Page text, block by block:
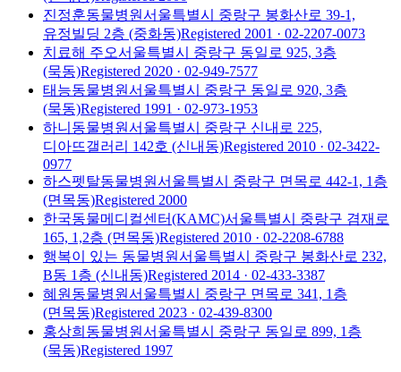
진정훈동물병원서울특별시 중랑구 봉화산로 39-1,
유정빌딩 2층 (중화동)Registered 2001 · 02-2207-0073
치료해 주오서울특별시 중랑구 동일로 925, 3층
(묵동)Registered 2020 · 02-949-7577
태능동물병원서울특별시 중랑구 동일로 920, 3층
(묵동)Registered 1991 · 02-973-1953
하니동물병원서울특별시 중랑구 신내로 225,
디아뜨갤러리 142호 (신내동)Registered 2010 · 02-3422-
0977
하스펫탈동물병원서울특별시 중랑구 면목로 442-1, 1층
(면목동)Registered 2000
한국동물메디컬센터(KAMC)서울특별시 중랑구 겸재로
165, 1,2층 (면목동)Registered 2010 · 02-2208-6788
행복이 있는 동물병원서울특별시 중랑구 봉화산로 232,
B동 1층 (신내동)Registered 2014 · 02-433-3387
혜원동물병원서울특별시 중랑구 면목로 341, 1층
(면목동)Registered 2023 · 02-439-8300
홍상희동물병원서울특별시 중랑구 동일로 899, 1층
(묵동)Registered 1997